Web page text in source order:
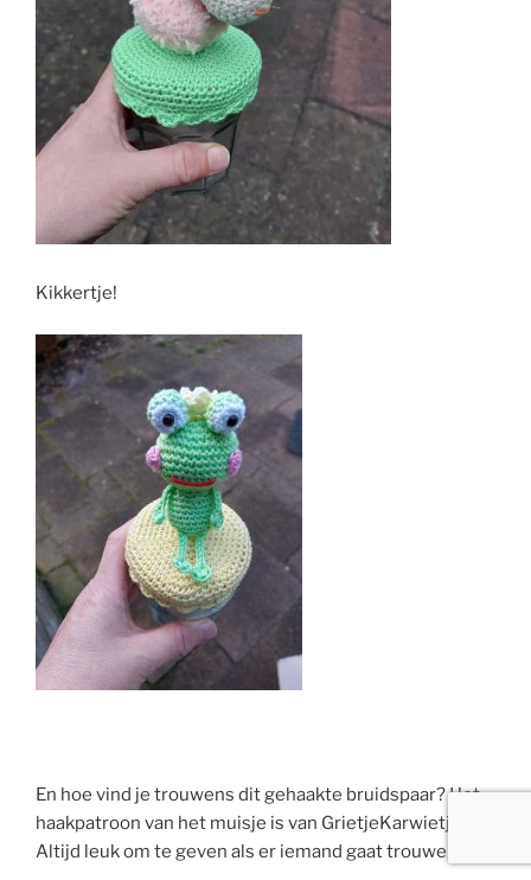
Kikkertje!
En hoe vind je trouwens dit gehaakte bruidspaar? Het
haakpatroon van het muisje is van GrietjeKarwietje.
Altijd leuk om te geven als er iemand gaat trouwen!